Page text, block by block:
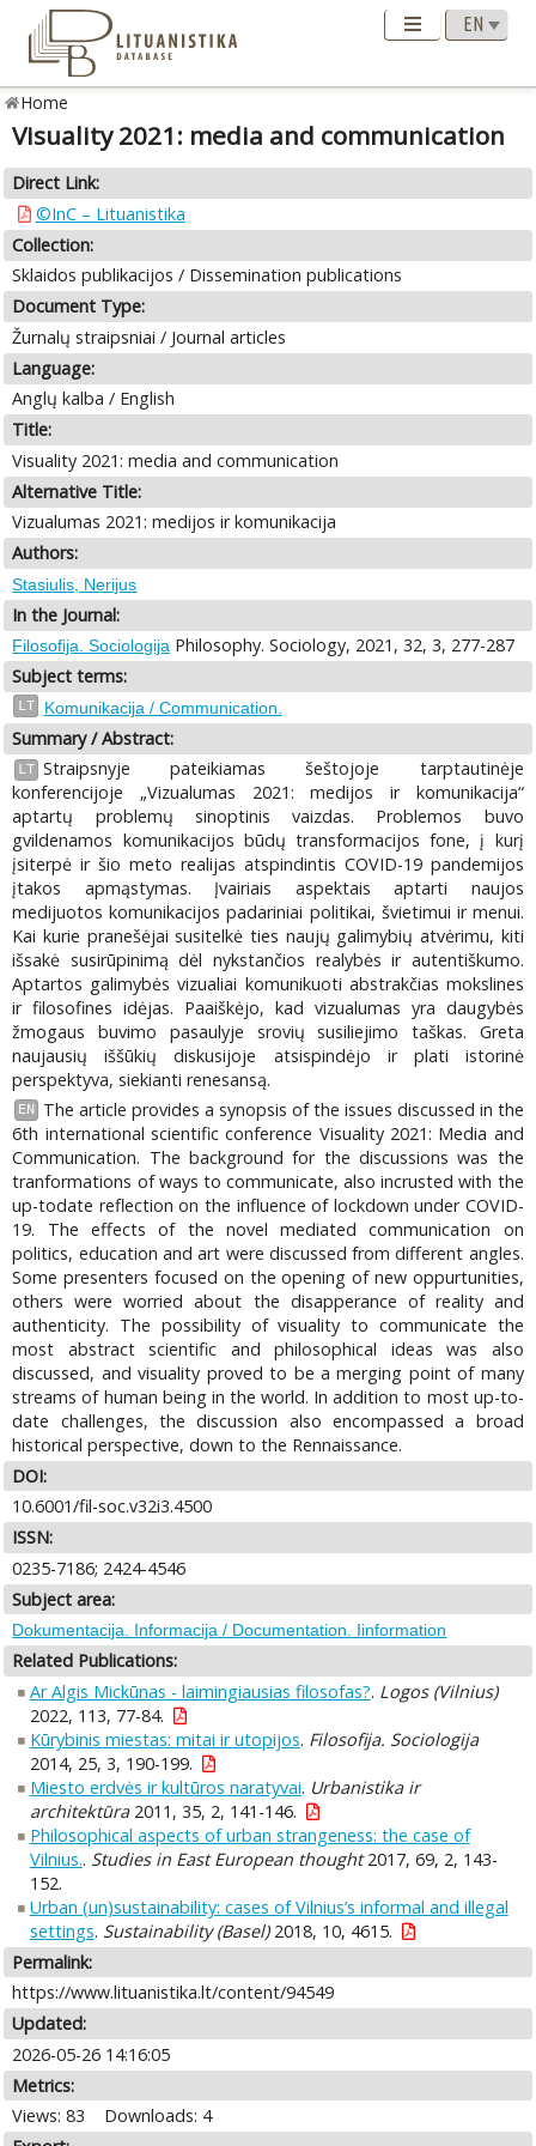
Home
Visuality 2021: media and communication
Direct Link:
©InC – Lituanistika
Collection:
Sklaidos publikacijos / Dissemination publications
Document Type:
Žurnalų straipsniai / Journal articles
Language:
Anglų kalba / English
Title:
Visuality 2021: media and communication
Alternative Title:
Vizualumas 2021: medijos ir komunikacija
Authors:
Stasiulis, Nerijus
In the Journal:
Filosofija. Sociologija Philosophy. Sociology, 2021, 32, 3, 277-287
Subject terms:
LT Komunikacija / Communication.
Summary / Abstract:
LT Straipsnyje pateikiamas šeštojoje tarptautinėje
konferencijoje „Vizualumas 2021: medijos ir komunikacija“
aptartų problemų sinoptinis vaizdas. Problemos buvo
gvildenamos komunikacijos būdų transformacijos fone, į kurį
įsiterpė ir šio meto realijas atspindintis COVID-19 pandemijos
įtakos apmąstymas. Įvairiais aspektais aptarti naujos
medijuotos komunikacijos padariniai politikai, švietimui ir menui.
Kai kurie pranešėjai susitelkė ties naujų galimybių atvėrimu, kiti
išsakė susirūpinimą dėl nykstančios realybės ir autentiškumo.
Aptartos galimybės vizualiai komunikuoti abstrakčias mokslines
ir filosofines idėjas. Paaiškėjo, kad vizualumas yra daugybės
žmogaus buvimo pasaulyje srovių susiliejimo taškas. Greta
naujausių iššūkių diskusijoje atsispindėjo ir plati istorinė
perspektyva, siekianti renesansą.
EN
The article provides a synopsis of the issues discussed in the
6th international scientific conference Visuality 2021: Media and
Communication. The background for the discussions was the
tranformations of ways to communicate, also incrusted with the
up-todate reflection on the influence of lockdown under COVID-
19. The effects of the novel mediated communication on
politics, education and art were discussed from different angles.
Some presenters focused on the opening of new oppurtunities,
others were worried about the disapperance of reality and
authenticity. The possibility of visuality to communicate the
most abstract scientific and philosophical ideas was also
discussed, and visuality proved to be a merging point of many
streams of human being in the world. In addition to most up-to-
date challenges, the discussion also encompassed a broad
historical perspective, down to the Rennaissance.
DOI:
10.6001/fil-soc.v32i3.4500
ISSN:
0235-7186; 2424-4546
Subject area:
Dokumentacija. Informacija / Documentation. Iinformation
Related Publications:
Ar Algis Mickūnas - laimingiausias filosofas?. Logos (Vilnius)
2022, 113, 77-84.
Kūrybinis miestas: mitai ir utopijos. Filosofija. Sociologija
2014, 25, 3, 190-199.
Miesto erdvės ir kultūros naratyvai. Urbanistika ir
architektūra2011, 35, 2, 141-146.
Philosophical aspects of urban strangeness: the case of
Vilnius.. Studies in East European thought2017, 69, 2, 143-
152.
Urban (un)sustainability: cases of Vilnius’s informal and illegal
settings. Sustainability (Basel)2018, 10, 4615.
Permalink:
https://www.lituanistika.lt/content/94549
Updated:
2026-05-26 14:16:05
Metrics:
Views: 83
Downloads: 4